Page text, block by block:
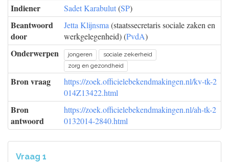
Indiener Sadet Karabulut(SP)
Beantwoord
door
Jetta Klijnsma (staatssecretaris sociale zaken en
werkgelegenheid) (PvdA)
Onderwerpen jongeren
sociale zekerheid
zorg en gezondheid
Bron vraag
https://zoek.officielebekendmakingen.nl/kv-tk-2
014Z13422.html
Bron
antwoord
https://zoek.officielebekendmakingen.nl/ah-tk-2
0132014-2840.html
Vraag 1